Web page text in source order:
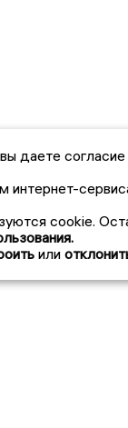
даете
интернет-
cookie.
или